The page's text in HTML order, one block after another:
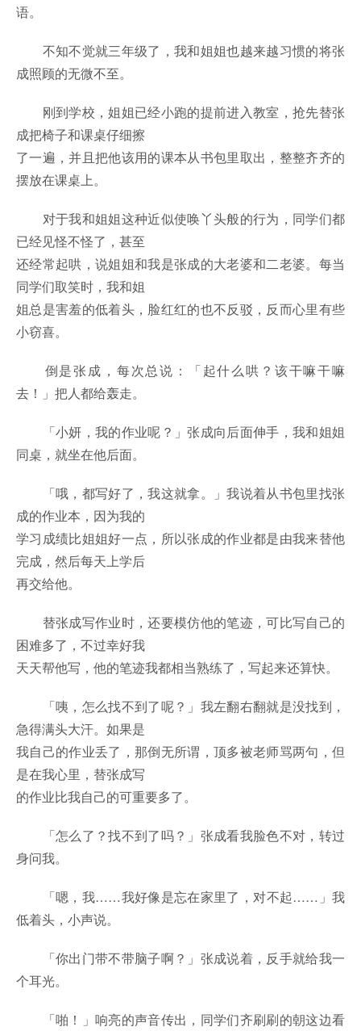
语。
不知不觉就三年级了，我和姐姐也越来越习惯的将张
成照顾的无微不至。
刚到学校，姐姐已经小跑的提前进入教室，抢先替张
成把椅子和课桌仔细擦
了一遍，并且把他该用的课本从书包里取出，整整齐齐的
摆放在课桌上。
对于我和姐姐这种近似使唤丫头般的行为，同学们都
已经见怪不怪了，甚至
还经常起哄，说姐姐和我是张成的大老婆和二老婆。每当
同学们取笑时，我和姐
姐总是害羞的低着头，脸红红的也不反驳，反而心里有些
小窃喜。
倒是张成，每次总说：「起什么哄？该干嘛干嘛
去！」把人都给轰走。
「小妍，我的作业呢？」张成向后面伸手，我和姐姐
同桌，就坐在他后面。
「哦，都写好了，我这就拿。」我说着从书包里找张
成的作业本，因为我的
学习成绩比姐姐好一点，所以张成的作业都是由我来替他
完成，然后每天上学后
再交给他。
替张成写作业时，还要模仿他的笔迹，可比写自己的
困难多了，不过幸好我
天天帮他写，他的笔迹我都相当熟练了，写起来还算快。
「咦，怎么找不到了呢？」我左翻右翻就是没找到，
急得满头大汗。如果是
我自己的作业丢了，那倒无所谓，顶多被老师骂两句，但
是在我心里，替张成写
的作业比我自己的可重要多了。
「怎么了？找不到了吗？」张成看我脸色不对，转过
身问我。
「嗯，我……我好像是忘在家里了，对不起……」我
低着头，小声说。
「你出门带不带脑子啊？」张成说着，反手就给我一
个耳光。
「啪！」响亮的声音传出，同学们齐刷刷的朝这边看